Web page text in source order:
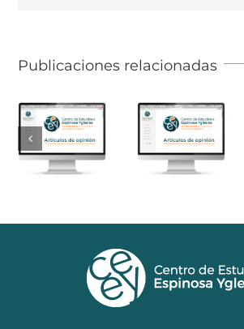
Publicaciones relacionadas